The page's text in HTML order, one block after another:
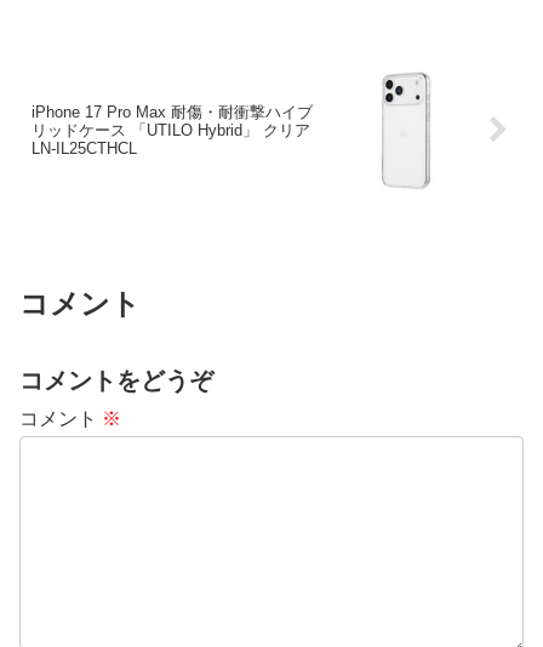
iPhone 17 Pro Max 耐傷・耐衝撃ハイブ
リッドケース 「UTILO Hybrid」 クリア
LN-IL25CTHCL
コメント
コメントをどうぞ
コメント ※